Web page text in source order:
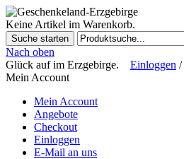
Keine Artikel im Warenkorb.
Suche starten
Nach oben
Glück auf im Erzgebirge.
Einloggen /
Mein Account
Mein Account
Angebote
Checkout
Einloggen
E-Mail an uns